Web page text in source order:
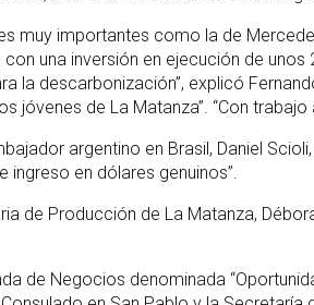
muy importantes como la de
una inversión en ejecución de
la descarbonización”, explicó
jóvenes de La Matanza”. “Con
argentino en Brasil, Daniel
ingreso en dólares genuinos”.
de Producción de La Matanza,
de Negocios denominada